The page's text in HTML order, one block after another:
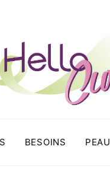
BESOINS PEAU